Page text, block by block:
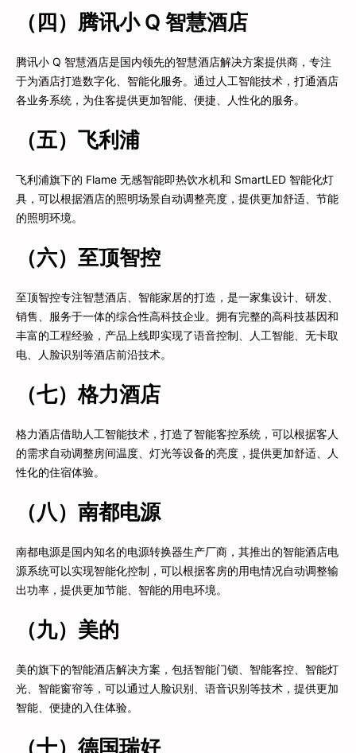
（四）腾讯小 Q 智慧酒店
腾讯小 Q 智慧酒店是国内领先的智慧酒店解决方案提供商，专注
于为酒店打造数字化、智能化服务。通过人工智能技术，打通酒店
各业务系统，为住客提供更加智能、便捷、人性化的服务。
（五）飞利浦
飞利浦旗下的 Flame 无感智能即热饮水机和 SmartLED 智能化灯
具，可以根据酒店的照明场景自动调整亮度，提供更加舒适、节能
的照明环境。
（六）至顶智控
至顶智控专注智慧酒店、智能家居的打造，是一家集设计、研发、
销售、服务于一体的综合性高科技企业。拥有完整的高科技基因和
丰富的工程经验，产品上线即实现了语音控制、人工智能、无卡取
电、人脸识别等酒店前沿技术。
（七）格力酒店
格力酒店借助人工智能技术，打造了智能客控系统，可以根据客人
的需求自动调整房间温度、灯光等设备的亮度，提供更加舒适、人
性化的住宿体验。
（八）南都电源
南都电源是国内知名的电源转换器生产厂商，其推出的智能酒店电
源系统可以实现智能化控制，可以根据客房的用电情况自动调整输
出功率，提供更加节能、智能的用电环境。
（九）美的
美的旗下的智能酒店解决方案，包括智能门锁、智能客控、智能灯
光、智能窗帘等，可以通过人脸识别、语音识别等技术，提供更加
智能、便捷的入住体验。
（十）德国瑞好